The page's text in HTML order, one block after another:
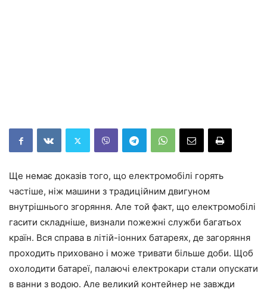
Ще немає доказів того, що електромобілі горять
частіше, ніж машини з традиційним двигуном
внутрішнього згоряння. Але той факт, що електромобілі
гасити складніше, визнали пожежні служби багатьох
країн. Вся справа в літій-іонних батареях, де загоряння
проходить приховано і може тривати більше доби. Щоб
охолодити батареї, палаючі електрокари стали опускати
в ванни з водою. Але великий контейнер не завжди